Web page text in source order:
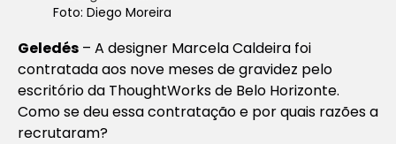
Foto: Diego Moreira
Geledés – A designer Marcela Caldeira foi
contratada aos nove meses de gravidez pelo
escritório da ThoughtWorks de Belo Horizonte.
Como se deu essa contratação e por quais razões a
recrutaram?